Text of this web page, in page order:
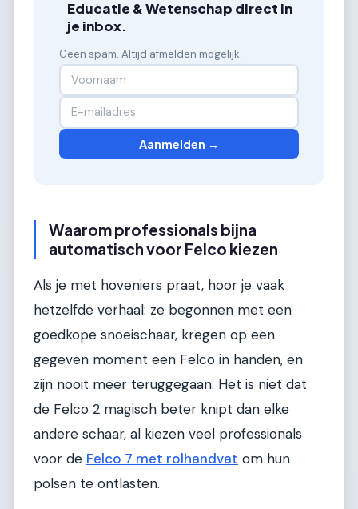
Educatie & Wetenschap direct in
je inbox.
Geen spam. Altijd afmelden mogelijk.
Aanmelden →
Waarom professionals bijna
automatisch voor Felco kiezen
Als je met hoveniers praat, hoor je vaak
hetzelfde verhaal: ze begonnen met een
goedkope snoeischaar, kregen op een
gegeven moment een Felco in handen, en
zijn nooit meer teruggegaan. Het is niet dat
de Felco 2 magisch beter knipt dan elke
andere schaar, al kiezen veel professionals
voor de Felco 7 met rolhandvat om hun
polsen te ontlasten.